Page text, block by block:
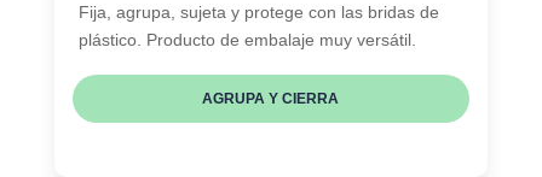
Fija, agrupa, sujeta y protege con las bridas de
plástico. Producto de embalaje muy versátil.
AGRUPA Y CIERRA